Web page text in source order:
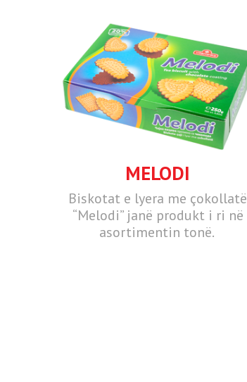
MELODI
Biskotat e lyera me çokollatë
“Melodi” janë produkt i ri në
asortimentin tonë.